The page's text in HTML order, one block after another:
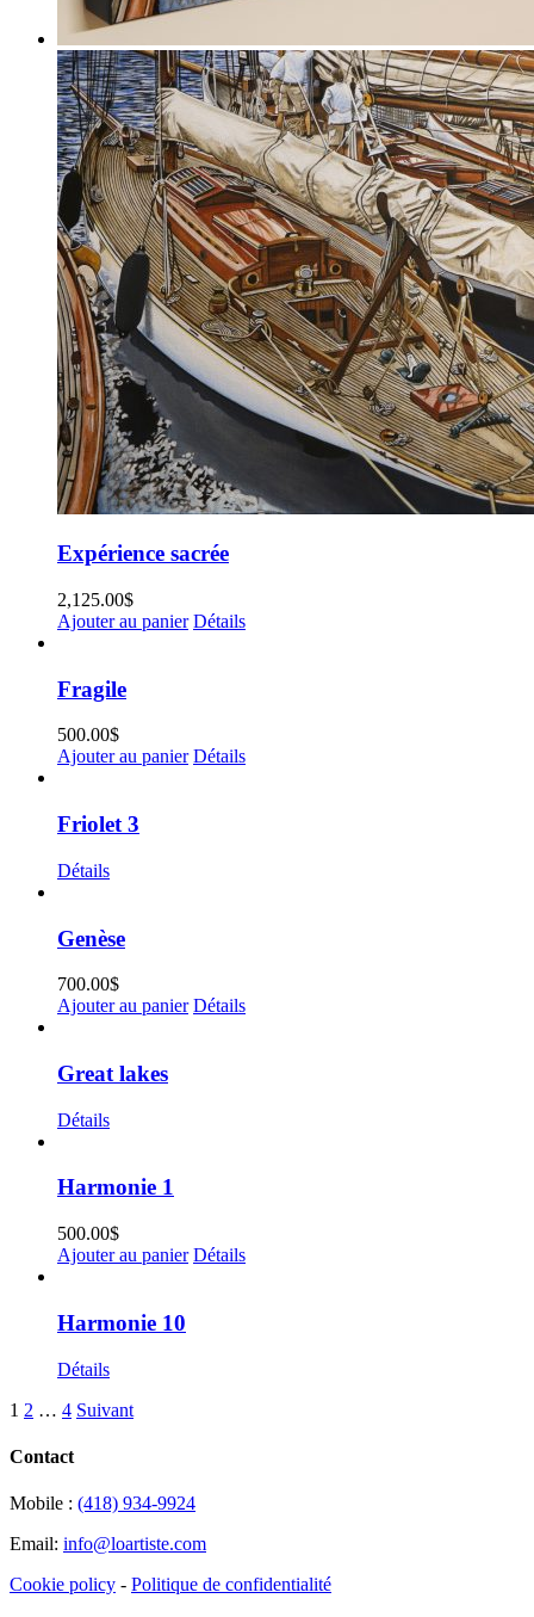
Expérience sacrée
2,125.00$
Ajouter au panier Détails
Fragile
500.00$
Ajouter au panier Détails
Friolet 3
Détails
Genèse
700.00$
Ajouter au panier Détails
Great lakes
Détails
Harmonie 1
500.00$
Ajouter au panier Détails
Harmonie 10
Détails
1 2 … 4 Suivant
Contact
Mobile : (418) 934-9924
Email: info@loartiste.com
Cookie policy - Politique de confidentialité